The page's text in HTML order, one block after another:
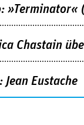
»Terminator«
Chastain
Eustache